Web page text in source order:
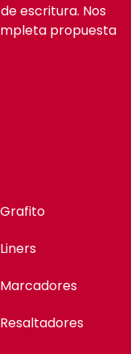
escritura. Nos
propuesta
Grafito
Liners
Marcadores
Resaltadores